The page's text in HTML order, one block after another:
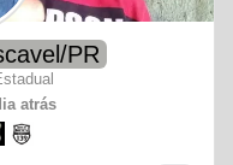
PR
atrás